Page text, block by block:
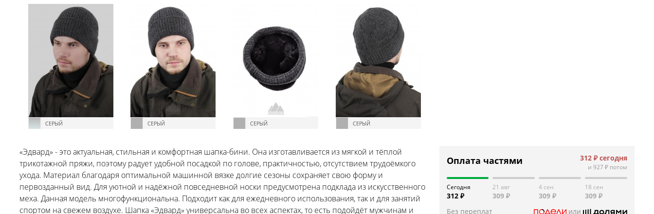
СЕРЫЙ СЕРЫЙ СЕРЫЙ СЕРЫЙ
«Эдвард» - это актуальная, стильная и комфортная шапка-бини. Она изготавливается из мягкой и тёплой
трикотажной пряжи, поэтому радует удобной посадкой по голове, практичностью, отсутствием трудоёмкого
ухода. Материал благодаря оптимальной машинной вязке долгие сезоны сохраняет свою форму и
первозданный вид. Для уютной и надёжной повседневной носки предусмотрена подклада из искусственного
меха. Данная модель многофункциональна. Подходит как для ежедневного использования, так и для занятий
спортом на свежем воздухе. Шапка «Эдвард» универсальна во всех аспектах, то есть подойдёт мужчинам и
Оплата частями 312 ₽сегодня
и 927 ₽потом
Сегодня
312 ₽
21 авг
309 ₽
4 сен
309 ₽
18 сен
309 ₽
Без переплат
или